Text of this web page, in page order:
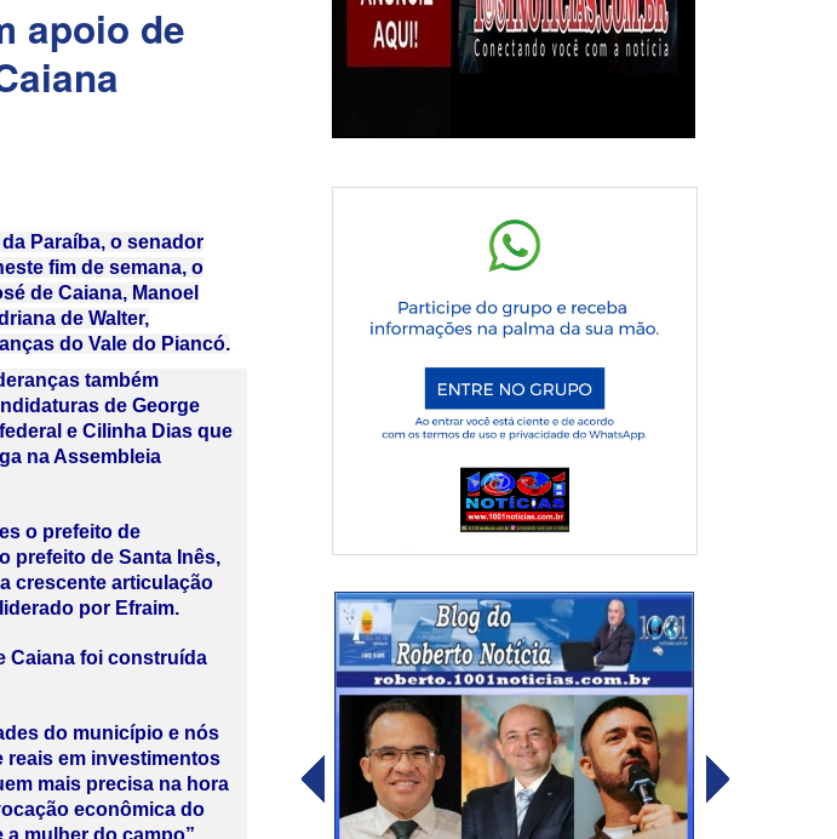
apoio de
Paraíba, o senador
fim de semana, o
de Caiana, Manoel
de Walter,
do Vale do Piancó.
também
de George
e Cilinha Dias que
na Assembleia
o prefeito de
prefeito de Santa Inês,
crescente articulação
por Efraim.
Caiana foi construída
do município e nós
reais em investimentos
mais precisa na hora
econômica do
mulher do campo”,